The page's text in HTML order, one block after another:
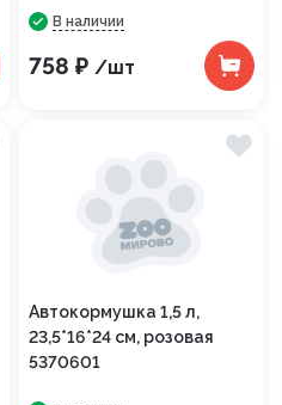
В наличии
758 ₽ /шт
Автокормушка 1,5 л,
23,5*16*24 см, розовая
5370601